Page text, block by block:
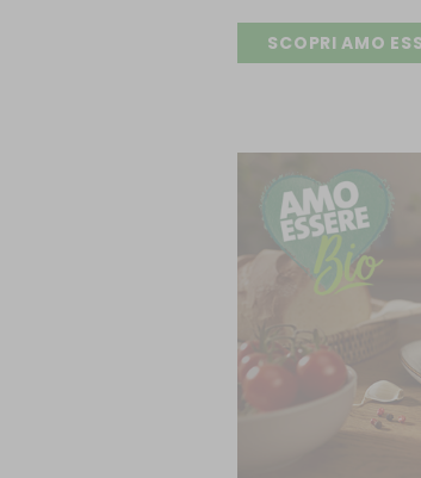
SCOPRI AMO